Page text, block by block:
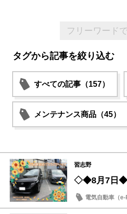
タグから記事を絞り込む
すべての記事（157）
メンテナンス商品（45）
習志野
◇◆8月7日◆
電気自動車（e-
納車式